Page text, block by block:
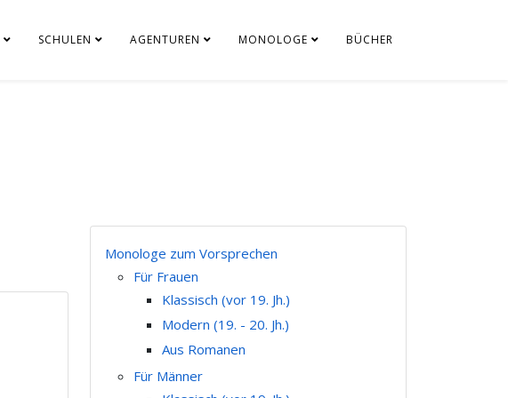
SCHULEN AGENTUREN MONOLOGE BÜCHER
Monologe zum Vorsprechen
Für Frauen
Klassisch (vor 19. Jh.)
Modern (19. - 20. Jh.)
Aus Romanen
Für Männer